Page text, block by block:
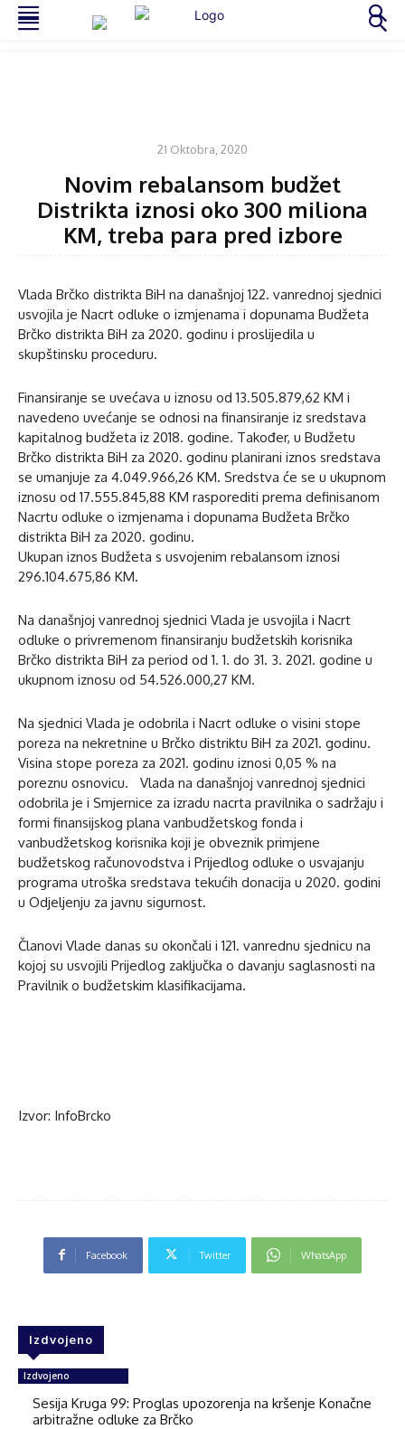
21 Oktobra, 2020
Novim rebalansom budžet
Distrikta iznosi oko 300 miliona
KM, treba para pred izbore
Vlada Brčko distrikta BiH na današnjoj 122. vanrednoj sjednici
usvojila je Nacrt odluke o izmjenama i dopunama Budžeta
Brčko distrikta BiH za 2020. godinu i proslijedila u
skupštinsku proceduru.
Finansiranje se uvećava u iznosu od 13.505.879,62 KM i
navedeno uvećanje se odnosi na finansiranje iz sredstava
kapitalnog budžeta iz 2018. godine. Također, u Budžetu
Brčko distrikta BiH za 2020. godinu planirani iznos sredstava
se umanjuje za 4.049.966,26 KM. Sredstva će se u ukupnom
iznosu od 17.555.845,88 KM rasporediti prema definisanom
Nacrtu odluke o izmjenama i dopunama Budžeta Brčko
distrikta BiH za 2020. godinu.
Ukupan iznos Budžeta s usvojenim rebalansom iznosi
296.104.675,86 KM.
Na današnjoj vanrednoj sjednici Vlada je usvojila i Nacrt
odluke o privremenom finansiranju budžetskih korisnika
Brčko distrikta BiH za period od 1. 1. do 31. 3. 2021. godine u
ukupnom iznosu od 54.526.000,27 KM.
Na sjednici Vlada je odobrila i Nacrt odluke o visini stope
poreza na nekretnine u Brčko distriktu BiH za 2021. godinu.
Visina stope poreza za 2021. godinu iznosi 0,05 % na
poreznu osnovicu. Vlada na današnjoj vanrednoj sjednici
odobrila je i Smjernice za izradu nacrta pravilnika o sadržaju i
formi finansijskog plana vanbudžetskog fonda i
vanbudžetskog korisnika koji je obveznik primjene
budžetskog računovodstva i Prijedlog odluke o usvajanju
programa utroška sredstava tekućih donacija u 2020. godini
u Odjeljenju za javnu sigurnost.
Članovi Vlade danas su okončali i 121. vanrednu sjednicu na
kojoj su usvojili Prijedlog zaključka o davanju saglasnosti na
Pravilnik o budžetskim klasifikacijama.
Izvor: InfoBrcko
Facebook Twitter WhatsApp
Izdvojeno
Izdvojeno
Sesija Kruga 99: Proglas upozorenja na kršenje Konačne
arbitražne odluke za Brčko